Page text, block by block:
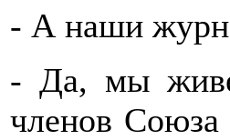
- А наши
- Да, мы
членов Союза